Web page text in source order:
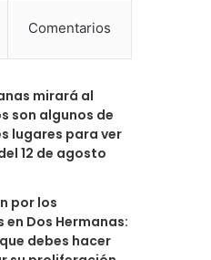
Comentarios
mirará al
son algunos de
lugares para ver
12 de agosto
por los
Dos Hermanas:
debes hacer